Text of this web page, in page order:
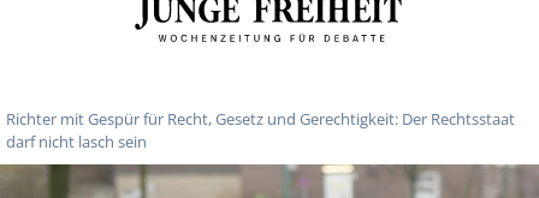
Richter mit Gespür für Recht, Gesetz und Gerechtigkeit: Der Rechtsstaat
darf nicht lasch sein